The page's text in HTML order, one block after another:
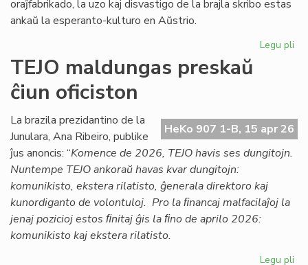
oraĵfabrikado, la uzo kaj disvastigo de la brajla skribo estas
ankaŭ la esperanto-kulturo en Aŭstrio.
Legu pli
TEJO maldungas preskaŭ
ĉiun oficiston
HeKo 907 1-B, 15 apr 26
La brazila prezidantino de la
Junulara, Ana Ribeiro, publike
ĵus anoncis: “Komence de 2026, TEJO havis ses dungitojn.
Nuntempe TEJO ankoraŭ havas kvar dungitojn:
komunikisto, ekstera rilatisto, ĝenerala direktoro kaj
kunordiganto de volontuloj. Pro la ﬁnancaj malfacilaĵoj la
jenaj pozicioj estos ﬁnitaj ĝis la ﬁno de aprilo 2026:
komunikisto kaj ekstera rilatisto.
Legu pli